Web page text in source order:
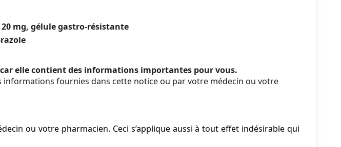
20 mg, gélule gastro-résistante
elle contient des informations importantes pour vous.
informations fournies dans cette notice ou par votre médecin ou votre
ou votre pharmacien. Ceci s’applique aussi à tout effet indésirable qui